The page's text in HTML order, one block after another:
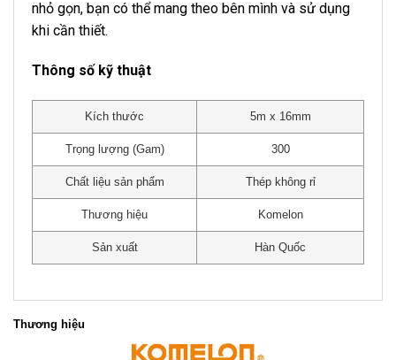
nhỏ gọn, bạn có thể mang theo bên mình và sử dụng
khi cần thiết.
Thông số kỹ thuật
Kích thước 5m x 16mm
Trọng lượng (Gam) 300
Chất liệu sản phẩm Thép không rỉ
Thương hiệu Komelon
Sản xuất Hàn Quốc
Thương hiệu